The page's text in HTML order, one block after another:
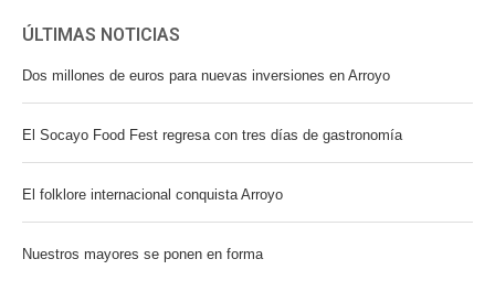
ÚLTIMAS NOTICIAS
Dos millones de euros para nuevas inversiones en Arroyo
El Socayo Food Fest regresa con tres días de gastronomía
El folklore internacional conquista Arroyo
Nuestros mayores se ponen en forma